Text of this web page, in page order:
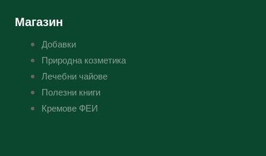
Магазин
Добавки
Природна козметика
Лечебни чайове
Полезни книги
Кремове ФЕИ